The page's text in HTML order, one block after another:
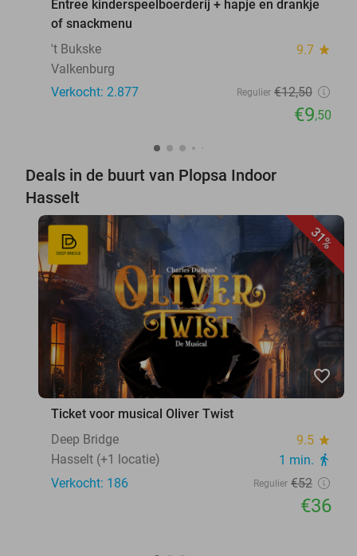
Entree kinderspeelboerderij + hapje en drankje
of snackmenu
't Bukske
9.7 star
Valkenburg
Verkocht: 2.877
Regulier €12,50
€9,50
Deals in de buurt van Plopsa Indoor
Hasselt
31%
favorite_border
Ticket voor musical Oliver Twist
Deep Bridge
9.5 star
Hasselt (+1 locatie) 1 min. directions_walk
Verkocht: 186 Regulier €52
€36